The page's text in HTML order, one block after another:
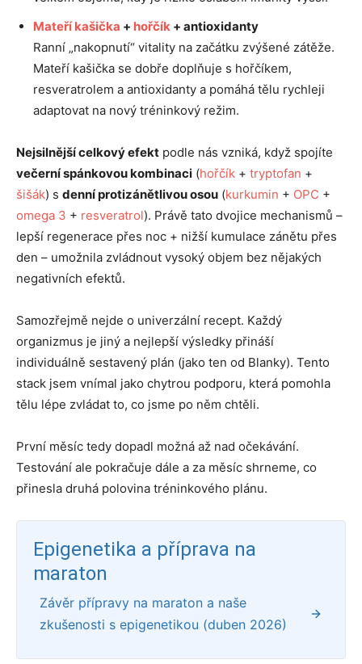
Mateří kašička + hořčík + antioxidanty
Ranní „nakopnutí“ vitality na začátku zvýšené zátěže.
Mateří kašička se dobře doplňuje s hořčíkem,
resveratrolem a antioxidanty a pomáhá tělu rychleji
adaptovat na nový tréninkový režim.
Nejsilnější celkový efekt podle nás vzniká, když spojíte
večerní spánkovou kombinaci (hořčík + tryptofan +
šišák) s denní protizánětlivou osou (kurkumin + OPC +
omega 3 + resveratrol). Právě tato dvojice mechanismů –
lepší regenerace přes noc + nižší kumulace zánětu přes
den – umožnila zvládnout vysoký objem bez nějakých
negativních efektů.
Samozřejmě nejde o univerzální recept. Každý
organizmus je jiný a nejlepší výsledky přináší
individuálně sestavený plán (jako ten od Blanky). Tento
stack jsem vnímal jako chytrou podporu, která pomohla
tělu lépe zvládat to, co jsme po něm chtěli.
První měsíc tedy dopadl možná až nad očekávání.
Testování ale pokračuje dále a za měsíc shrneme, co
přinesla druhá polovina tréninkového plánu.
Epigenetika a příprava na
maraton
Závěr přípravy na maraton a naše
zkušenosti s epigenetikou (duben 2026)